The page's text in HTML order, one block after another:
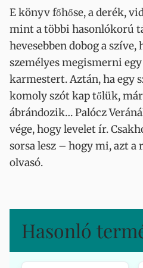
E könyv főhőse, a derék,
mint a többi hasonlókorú
hevesebben dobog a szíve,
személyes megismerni
karmestert. Aztán, ha egy
komoly szót kap tőlük,
ábrándozik… Palócz
vége, hogy levelet ír.
sorsa lesz – hogy mi, azt a
olvasó.
Hasonló